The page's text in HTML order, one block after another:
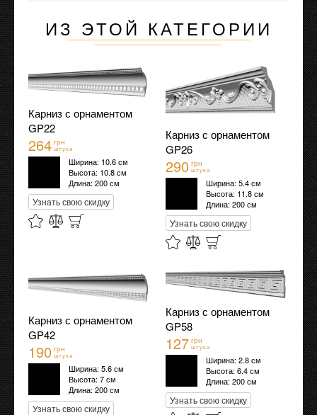
ИЗ ЭТОЙ КАТЕГОРИИ
Карниз с орнаментом
GP22
264 грн
штука
Ширина: 10.6 см
Высота: 10.8 см
Длина: 200 см
Узнать свою скидку
Карниз с орнаментом
GP26
290 грн
штука
Ширина: 5.4 см
Высота: 11.8 см
Длина: 200 см
Узнать свою скидку
Карниз с орнаментом
GP42
190 грн
штука
Ширина: 5.6 см
Высота: 7 см
Длина: 200 см
Узнать свою скидку
Карниз с орнаментом
GP58
127 грн
штука
Ширина: 2.8 см
Высота: 6.4 см
Длина: 200 см
Узнать свою скидку